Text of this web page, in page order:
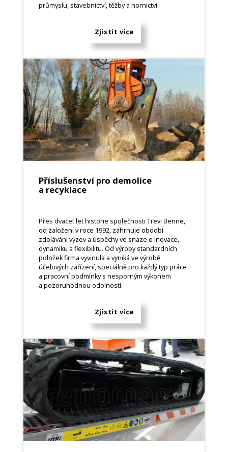
průmyslu, stavebnictví, těžby a hornictví.
Zjistit více
Příslušenství pro demolice
a recyklace
Přes dvacet let historie společnosti Trevi Benne,
od založení v roce 1992, zahrnuje období
zdolávání výzev a úspěchy ve snaze o inovace,
dynamiku a flexibilitu. Od výroby standardních
položek firma vyvinula a vyniká ve výrobě
účelových zařízení, speciálně pro každý typ práce
a pracovní podmínky s nesporným výkonem
a pozoruhodnou odolností.
Zjistit více